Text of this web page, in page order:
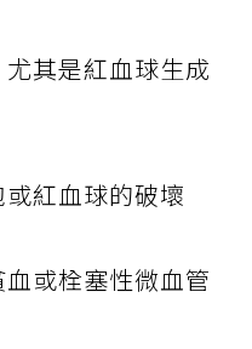
其是紅血球生成
紅血球的破壞
或栓塞性微血管